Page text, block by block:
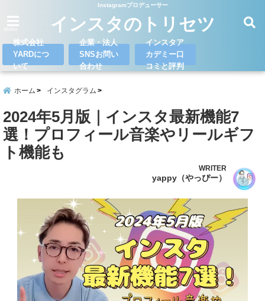
Instagramプロデューサー
インスタのトリセツ
株式会社
YARDにつ
いて
企業・法人
SNSお問い
合わせ
インスタア
カデミー口
コミと評判
ホーム インスタグラム
2024年5月版｜インスタ最新機能7
選！プロフィール音楽やリールギフ
ト機能も
WRITER
yappy（やっぴー）